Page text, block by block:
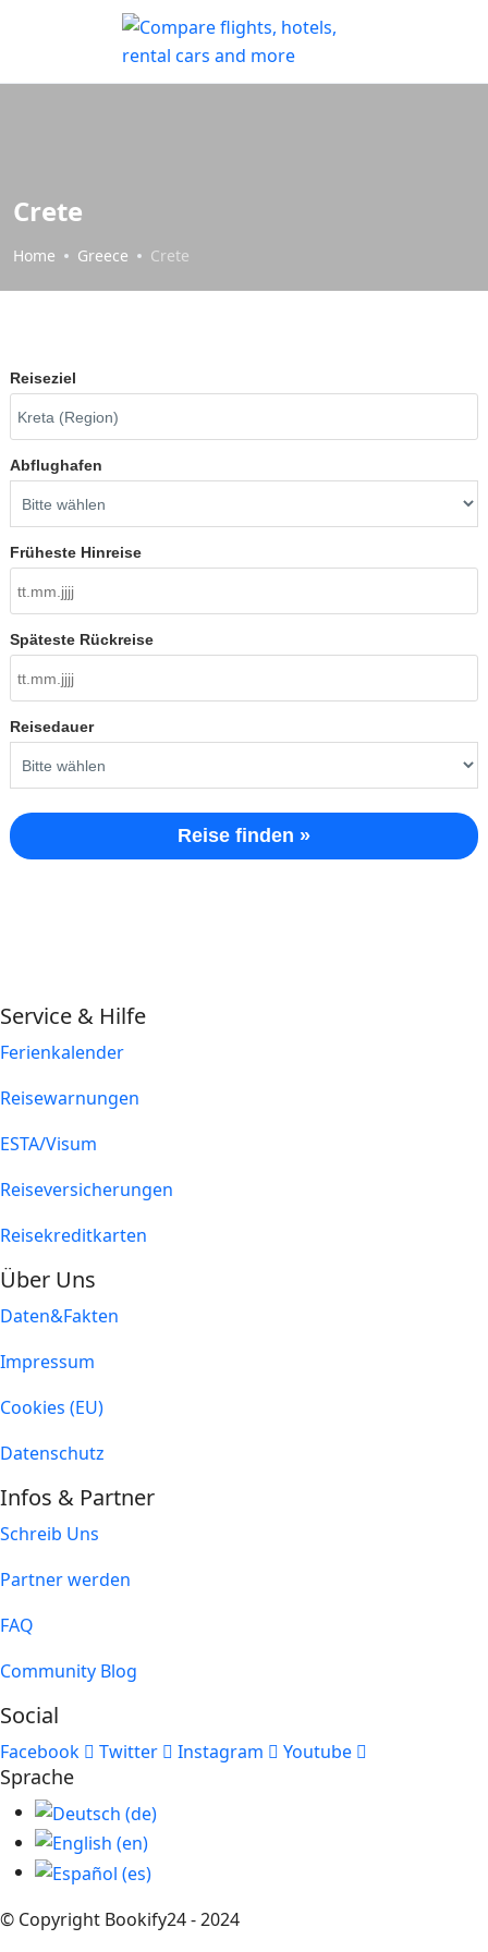
Crete
Home Greece Crete
Reiseziel
Abflughafen
Früheste Hinreise
Späteste Rückreise
Reisedauer
Reise finden »
Service & Hilfe
Ferienkalender
Reisewarnungen
ESTA/Visum
Reiseversicherungen
Reisekreditkarten
Über Uns
Daten&Fakten
Impressum
Cookies (EU)
Datenschutz
Infos & Partner
Schreib Uns
Partner werden
FAQ
Community Blog
Social
Facebook Twitter Instagram Youtube
Sprache
© Copyright Bookify24 - 2024